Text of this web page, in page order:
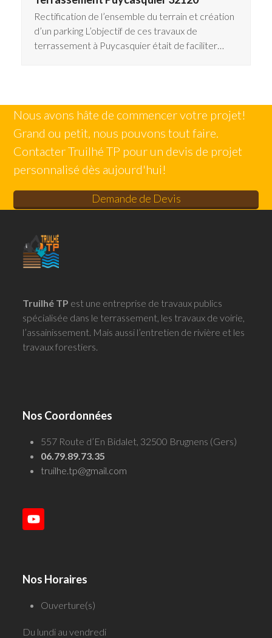
Rectification de l’ensemble du terrain et création
d’un parking L’objectif de ces travaux de
terrassement à Puycasquier était de faciliter…
Nous avons hâte de commencer votre projet!
Grand ou petit, nous pouvons tout faire.
Contacter Truilhé TP pour un devis de projet
personnalisé dès aujourd'hui!
Demande de Devis
Truilhé TP est une entreprise de travaux publics
spécialisée dans le terrassement, les travaux de voirie,
l’assainissement. Mais aussi l’entretien de rivière et les
travaux forestiers.
Nos Coordonnées
557 Route d’En Bidalet, 32500 Brugnens (Gers)
06.79.89.73.35
truilhe.tp@gmail.com
YouTube
Nos Horaires
Ouverture(s)
Du lundi au vendredi